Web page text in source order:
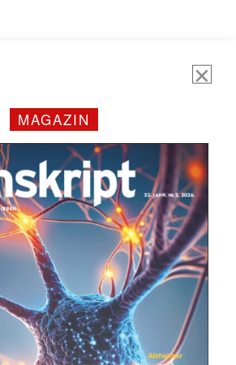
|transkript-Newsletter
aktuell informiert.
MAGAZIN